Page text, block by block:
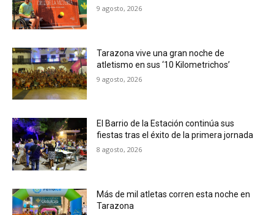
9 agosto, 2026
Tarazona vive una gran noche de
atletismo en sus ‘10 Kilometrichos’
9 agosto, 2026
El Barrio de la Estación continúa sus
fiestas tras el éxito de la primera jornada
8 agosto, 2026
Más de mil atletas corren esta noche en
Tarazona